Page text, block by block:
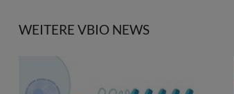
WEITERE VBIO NEWS